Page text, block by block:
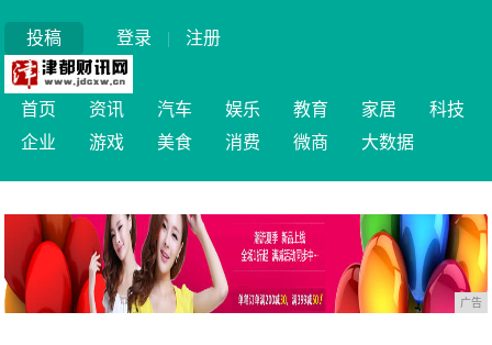
投稿 登录 | 注册
首页 资讯 汽车 娱乐 教育 家居
科技
企业
游戏 美食 消费 微商 大数据
广告